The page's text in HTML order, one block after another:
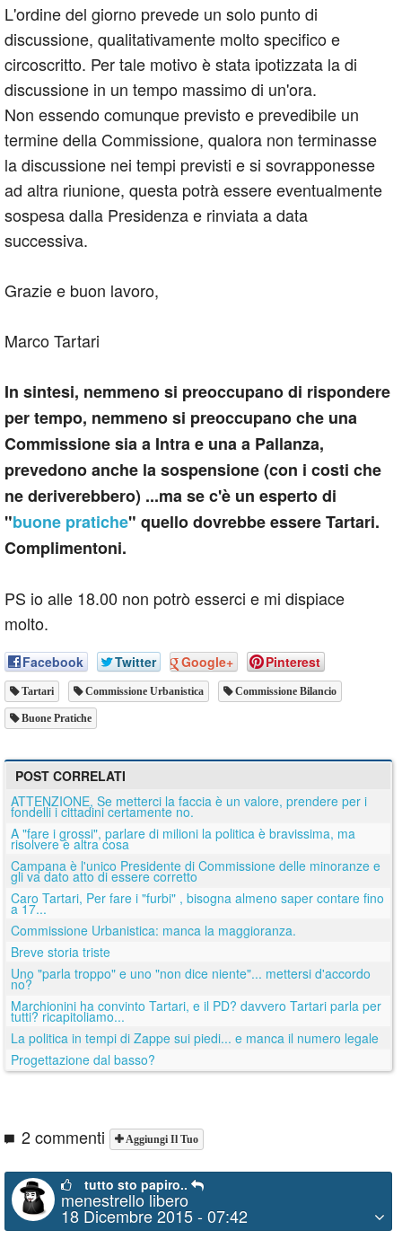
L'ordine del giorno prevede un solo punto di
discussione, qualitativamente molto specifico e
circoscritto. Per tale motivo è stata ipotizzata la di
discussione in un tempo massimo di un'ora.
Non essendo comunque previsto e prevedibile un
termine della Commissione, qualora non terminasse
la discussione nei tempi previsti e si sovrapponesse
ad altra riunione, questa potrà essere eventualmente
sospesa dalla Presidenza e rinviata a data
successiva.
Grazie e buon lavoro,
Marco Tartari
In sintesi, nemmeno si preoccupano di rispondere
per tempo, nemmeno si preoccupano che una
Commissione sia a Intra e una a Pallanza,
prevedono anche la sospensione (con i costi che
ne deriverebbero) ...ma se c'è un esperto di
"buone pratiche" quello dovrebbe essere Tartari.
Complimentoni.
PS io alle 18.00 non potrò esserci e mi dispiace
molto.
Facebook Twitter Google+ Pinterest
Tartari Commissione Urbanistica Commissione Bilancio
Buone Pratiche
POST CORRELATI
ATTENZIONE, Se metterci la faccia è un valore, prendere per i
fondelli i cittadini certamente no.
A "fare i grossi", parlare di milioni la politica è bravissima, ma
risolvere è altra cosa
Campana è l'unico Presidente di Commissione delle minoranze e
gli va dato atto di essere corretto
Caro Tartari, Per fare i "furbi" , bisogna almeno saper contare fino
a 17...
Commissione Urbanistica: manca la maggioranza.
Breve storia triste
Uno "parla troppo" e uno "non dice niente"... mettersi d'accordo
no?
Marchionini ha convinto Tartari, e il PD? davvero Tartari parla per
tutti? ricapitoliamo...
La politica in tempi di Zappe sui piedi... e manca il numero legale
Progettazione dal basso?
2 commenti Aggiungi Il Tuo
tutto sto papiro..
menestrello libero
18 Dicembre 2015 - 07:42